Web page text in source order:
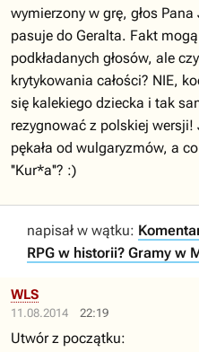
wymierzony w grę, głos
pasuje do Geralta. Fakt
podkładanych głosów, ale
krytykowania całości? NIE,
się kalekiego dziecka i tak
rezygnować z polskiej
pękała od wulgaryzmów, a
''Kur*a''? :)
napisał w wątku:
RPG w historii? Gramy w
11.08.2014 22:19
WLS
Utwór z początku: